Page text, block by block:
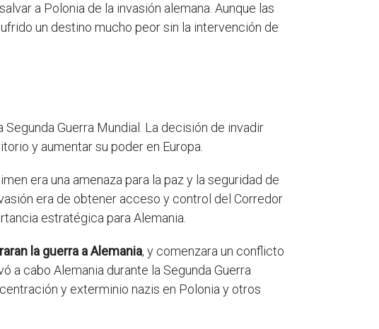
a Polonia de la invasión alemana. Aunque las
un destino mucho peor sin la intervención de
Guerra Mundial. La decisión de invadir
y aumentar su poder en Europa.
era una amenaza para la paz y la seguridad de
era de obtener acceso y control del Corredor
estratégica para Alemania.
la guerra a Alemania, y comenzara un conflicto
a cabo Alemania durante la Segunda Guerra
y exterminio nazis en Polonia y otros